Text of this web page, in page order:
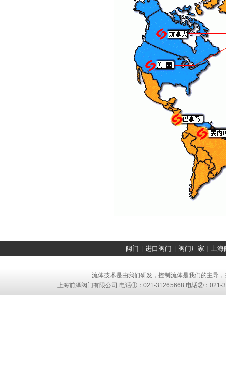
阀门 进口阀门 阀门厂家 上海
流体技术是由我们研发，控制流体是我们的主导
上海前泽阀门有限公司 电话①：021-31265668 电话②：021-